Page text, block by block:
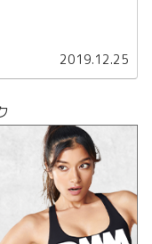
2019.12.25